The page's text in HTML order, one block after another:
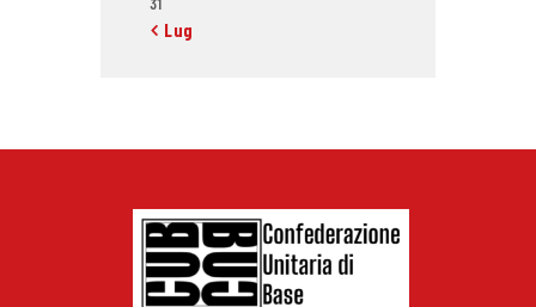
31
« Lug